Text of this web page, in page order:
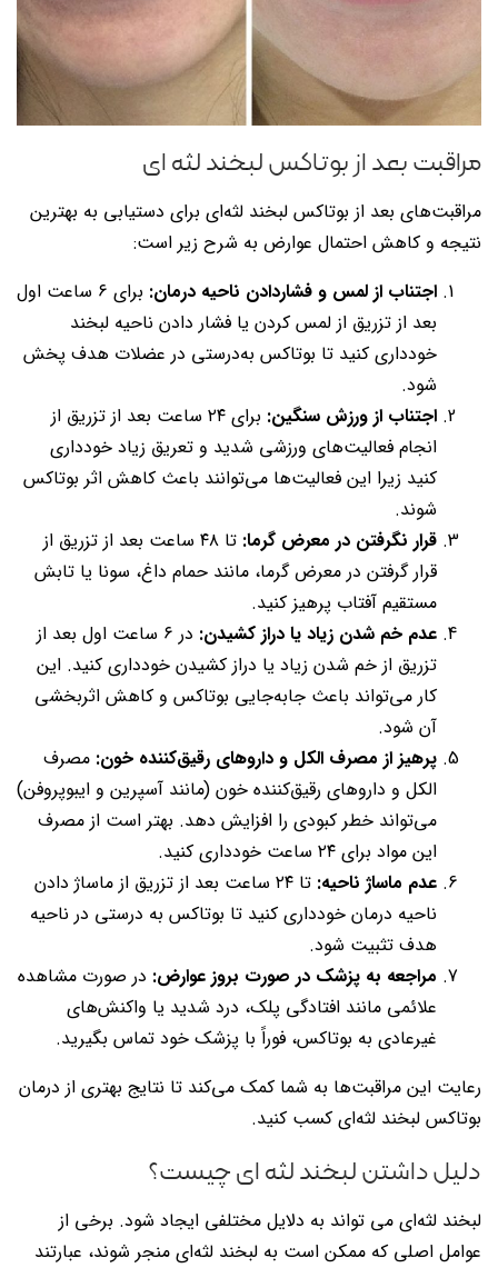
مراقبت بعد از بوتاکس لبخند لثه ای
مراقبت‌های بعد از بوتاکس لبخند لثه‌ای برای دستیابی به بهترین
نتیجه و کاهش احتمال عوارض به شرح زیر است:
اجتناب از لمس و فشاردادن ناحیه درمان:
برای ۶ ساعت اول
بعد از تزریق از لمس کردن یا فشار دادن ناحیه لبخند
خودداری کنید تا بوتاکس به‌درستی در عضلات هدف پخش
شود.
اجتناب از ورزش سنگین:
برای ۲۴ ساعت بعد از تزریق از
انجام فعالیت‌های ورزشی شدید و تعریق زیاد خودداری
کنید زیرا این فعالیت‌ها می‌توانند باعث کاهش اثر بوتاکس
شوند.
قرار نگرفتن در معرض گرما:
تا ۴۸ ساعت بعد از تزریق از
قرار گرفتن در معرض گرما، مانند حمام داغ، سونا یا تابش
مستقیم آفتاب پرهیز کنید.
عدم خم شدن زیاد یا دراز کشیدن:
در ۶ ساعت اول بعد از
تزریق از خم شدن زیاد یا دراز کشیدن خودداری کنید. این
کار می‌تواند باعث جابه‌جایی بوتاکس و کاهش اثربخشی
آن شود.
پرهیز از مصرف الکل و داروهای رقیق‌کننده خون: مصرف
الکل و داروهای رقیق‌کننده خون (مانند آسپرین و ایبوپروفن)
می‌تواند خطر کبودی را افزایش دهد. بهتر است از مصرف
این مواد برای ۲۴ ساعت خودداری کنید.
عدم ماساژ ناحیه:
تا ۲۴ ساعت بعد از تزریق از ماساژ دادن
ناحیه درمان خودداری کنید تا بوتاکس به درستی در ناحیه
هدف تثبیت شود.
مراجعه به پزشک در صورت بروز عوارض: در صورت مشاهده
علائمی مانند افتادگی پلک، درد شدید یا واکنش‌های
غیرعادی به بوتاکس، فوراً با پزشک خود تماس بگیرید.
رعایت این مراقبت‌ها به شما کمک می‌کند تا نتایج بهتری از درمان
بوتاکس لبخند لثه‌ای کسب کنید.
دلیل داشتن لبخند لثه ای چیست؟
لبخند لثه‌ای می تواند به دلایل مختلفی ایجاد شود. برخی از
عوامل اصلی که ممکن است به لبخند لثه‌ای منجر شوند، عبارتند